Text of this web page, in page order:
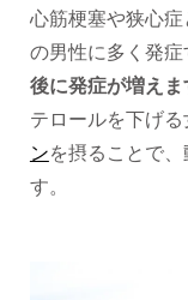
心筋梗塞や狭心
の男性に多く発症
後に発症が増えま
テロールを下げる
ンを摂ることで
す。